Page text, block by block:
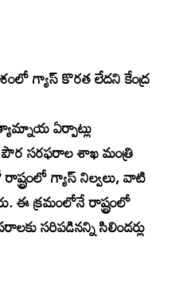
గ్యాస్ కొరత లేదని కేంద్ర
ఏర్పాట్లు
పౌర సరఫరాల శాఖ మంత్రి
గ్యాస్ నిల్వలు, వాటి
ఈ క్రమంలోనే రాష్ట్రంలో
సరిపడినన్ని సిలిండర్లు